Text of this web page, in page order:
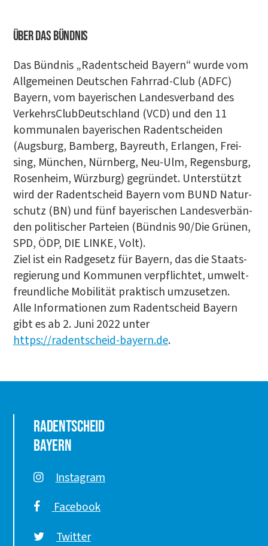
Über das Bündnis
Das Bünd­nis „Radent­scheid Bay­ern“ wur­de vom
All­ge­mei­nen Deut­schen Fahr­rad-Club (ADFC)
Bay­ern, vom baye­ri­schen Lan­des­ver­band des
Ver­kehrs­Club­Deutsch­land (VCD) und den 11
kom­mu­na­len baye­ri­schen Radent­schei­den
(Augs­burg, Bam­berg, Bay­reuth, Erlan­gen, Frei­
sing, Mün­chen, Nürn­berg, Neu-Ulm, Regens­burg,
Rosen­heim, Würz­burg) gegrün­det. Unter­stützt
wird der Radent­scheid Bay­ern vom BUND Natur­
schutz (BN) und fünf baye­ri­schen Lan­des­ver­bän­
den poli­ti­scher Par­tei­en (Bünd­nis 90/Die Grü­nen,
SPD, ÖDP, DIE LIN­KE, Volt).
Ziel ist ein Rad­ge­setz für Bay­ern, das die Staats­
re­gie­rung und Kom­mu­nen ver­pflich­tet, umwelt­
freund­li­che Mobi­li­tät prak­tisch umzu­set­zen.
Alle Infor­ma­tio­nen zum Radent­scheid Bay­ern
gibt es ab 2. Juni 2022 unter
https://radentscheid-bayern.de.
Radentscheid
Bayern
Instagram
Facebook
Twitter